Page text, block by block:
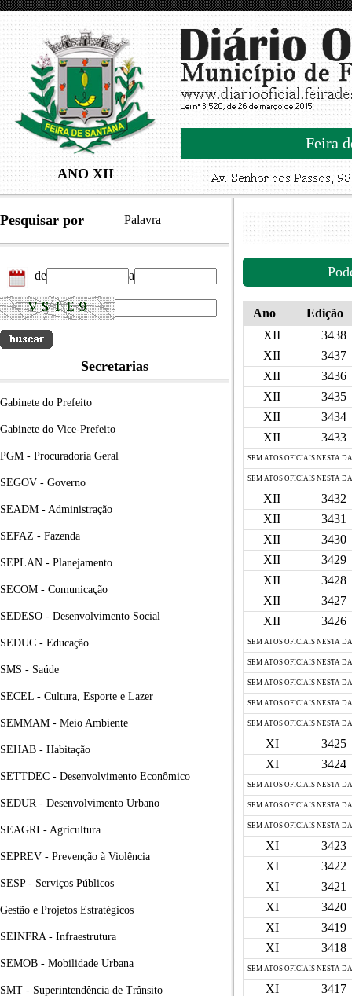
ANO XII
Feira
Pesquisar por Palavra
de a
Secretarias
Gabinete do Prefeito
Gabinete do Vice-Prefeito
PGM - Procuradoria Geral
SEGOV - Governo
SEADM - Administração
SEFAZ - Fazenda
SEPLAN - Planejamento
SECOM - Comunicação
SEDESO - Desenvolvimento Social
SEDUC - Educação
SMS - Saúde
SECEL - Cultura, Esporte e Lazer
SEMMAM - Meio Ambiente
SEHAB - Habitação
SETTDEC - Desenvolvimento Econômico
SEDUR - Desenvolvimento Urbano
SEAGRI - Agricultura
SEPREV - Prevenção à Violência
SESP - Serviços Públicos
Gestão e Projetos Estratégicos
SEINFRA - Infraestrutura
SEMOB - Mobilidade Urbana
SMT - Superintendência de Trânsito
Ano
Edição
XII
3438
XII
3437
XII
3436
XII
3435
XII
3434
XII
3433
SEM ATOS OFICIAIS NESTA
SEM ATOS OFICIAIS NESTA
XII
3432
XII
3431
XII
3430
XII
3429
XII
3428
XII
3427
XII
3426
SEM ATOS OFICIAIS NESTA
SEM ATOS OFICIAIS NESTA
SEM ATOS OFICIAIS NESTA
SEM ATOS OFICIAIS NESTA
SEM ATOS OFICIAIS NESTA
XI
3425
XI
3424
SEM ATOS OFICIAIS NESTA
SEM ATOS OFICIAIS NESTA
SEM ATOS OFICIAIS NESTA
XI
3423
XI
3422
XI
3421
XI
3420
XI
3419
XI
3418
SEM ATOS OFICIAIS NESTA
XI
3417